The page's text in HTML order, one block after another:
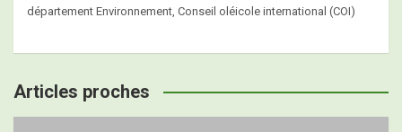
département Environnement, Conseil oléicole international (COI)
Articles proches